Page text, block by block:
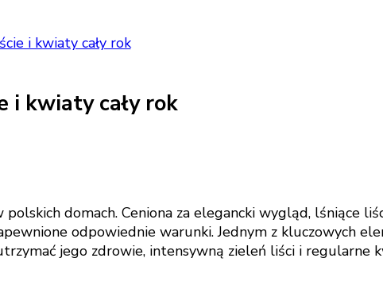
i kwiaty cały rok
i kwiaty cały rok
domach. Ceniona za elegancki wygląd, lśniące
odpowiednie warunki. Jednym z kluczowych
jego zdrowie, intensywną zieleń liści i regularne